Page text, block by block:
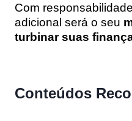
Com
adicional será o seu
turbinar suas
Conteúdos